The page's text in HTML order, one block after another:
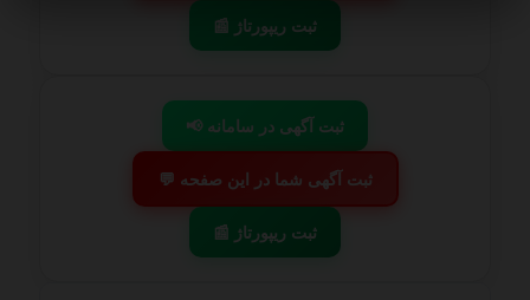
📰 ثبت ریپورتاژ
📢 ثبت آگهی در سامانه
💬 ثبت آگهی شما در این صفحه
📰 ثبت ریپورتاژ